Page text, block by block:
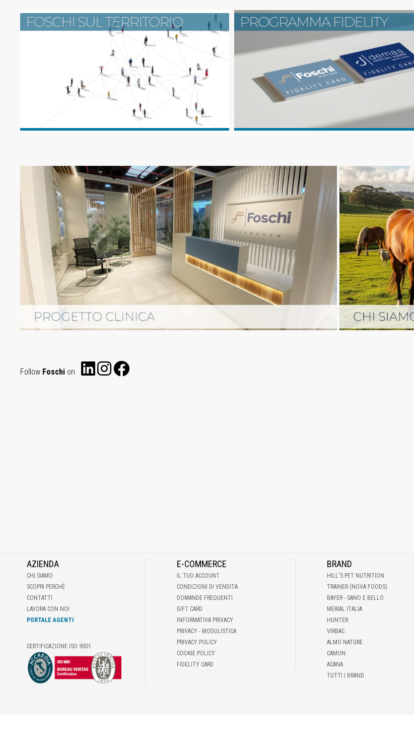
Follow Foschi on
AZIENDA
CHI SIAMO
SCOPRI PERCHÉ
CONTATTI
LAVORA CON NOI
PORTALE AGENTI
CERTIFICAZIONE ISO 9001
E-COMMERCE
IL TUO ACCOUNT
CONDIZIONI DI VENDITA
DOMANDE FREQUENTI
GIFT CARD
INFORMATIVA PRIVACY
PRIVACY - MODULISTICA
PRIVACY POLICY
COOKIE POLICY
FIDELITY CARD
BRAND
HILL'S PET NUTRITION
TRAINER (NOVA FOODS)
BAYER - SANO E BELLO
MERIAL ITALIA
HUNTER
VIRBAC
ALMO NATURE
CAMON
ACANA
TUTTI I BRAND